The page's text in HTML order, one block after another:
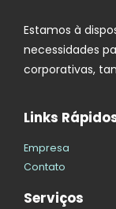
Estamos à
necessidades
corporativas,
Links
Empresa
Contato
Serviços